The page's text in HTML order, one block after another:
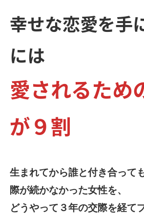
幸せな恋愛を手
には
愛されるため
が９割
生まれてから誰と付き合って
際が続かなかった女性を、
どうやって３年の交際を経て